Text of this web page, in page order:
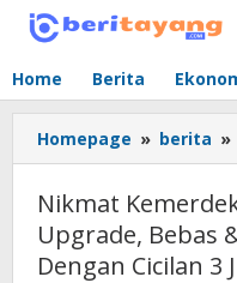
Lewati
Home Berita
Homepage » berita »
Nikmat
Upgrade, Bebas
Dengan Cicilan 3